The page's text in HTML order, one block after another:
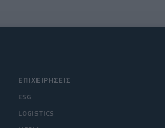
ΕΠΙΧΕΙΡΗΣΕΙΣ
ESG
LOGISTICS